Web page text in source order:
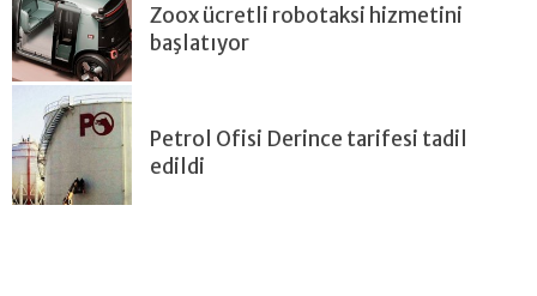
Zoox ücretli robotaksi hizmetini
başlatıyor
Petrol Ofisi Derince tarifesi tadil
edildi